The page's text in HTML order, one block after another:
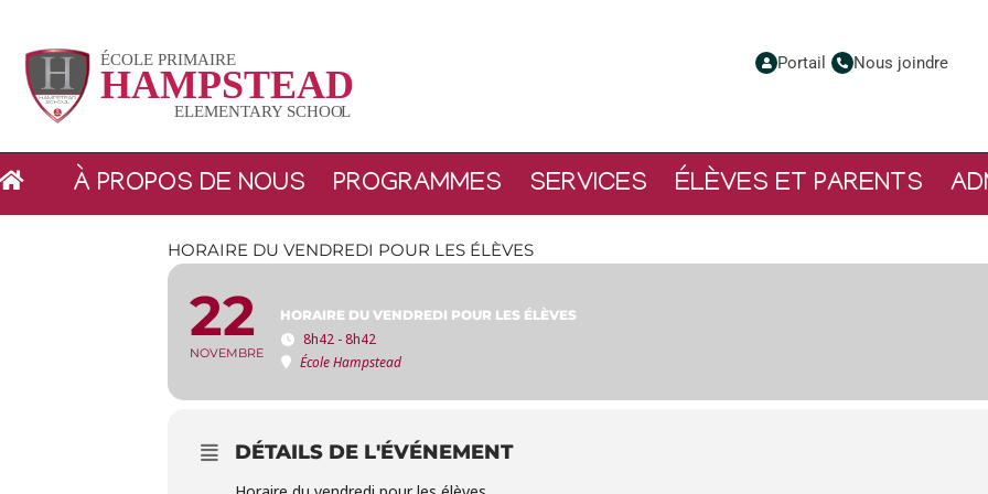
Portail Nous joindre
À PROPOS DE NOUS PROGRAMMES SERVICES ÉLÈVES ET PARENTS
HORAIRE DU VENDREDI POUR LES ÉLÈVES
22
NOVEMBRE
HORAIRE DU VENDREDI POUR LES ÉLÈVES
8h42 - 8h42
École Hampstead
DÉTAILS DE L'ÉVÉNEMENT